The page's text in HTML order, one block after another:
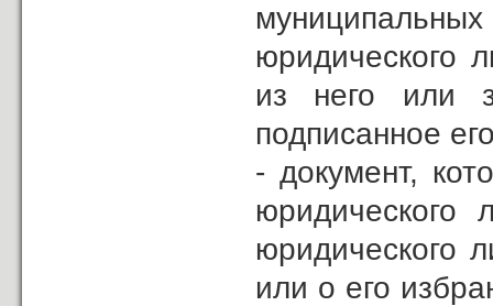
юридического
из него или
подписанное
- документ,
юридического
юридического
или о его